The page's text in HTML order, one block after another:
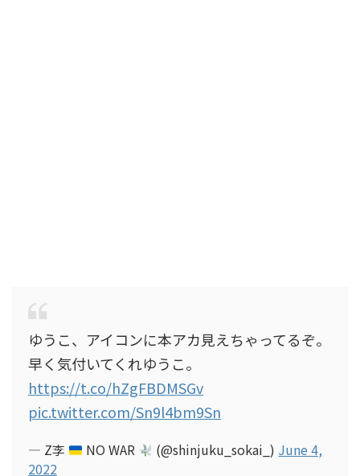
ゆうこ、アイコンに本アカ見えちゃってるぞ。
早く気付いてくれゆうこ。
https://t.co/hZgFBDMSGv
pic.twitter.com/Sn9l4bm9Sn
— Z李 NO WAR (@shinjuku_sokai_) June 4,
2022